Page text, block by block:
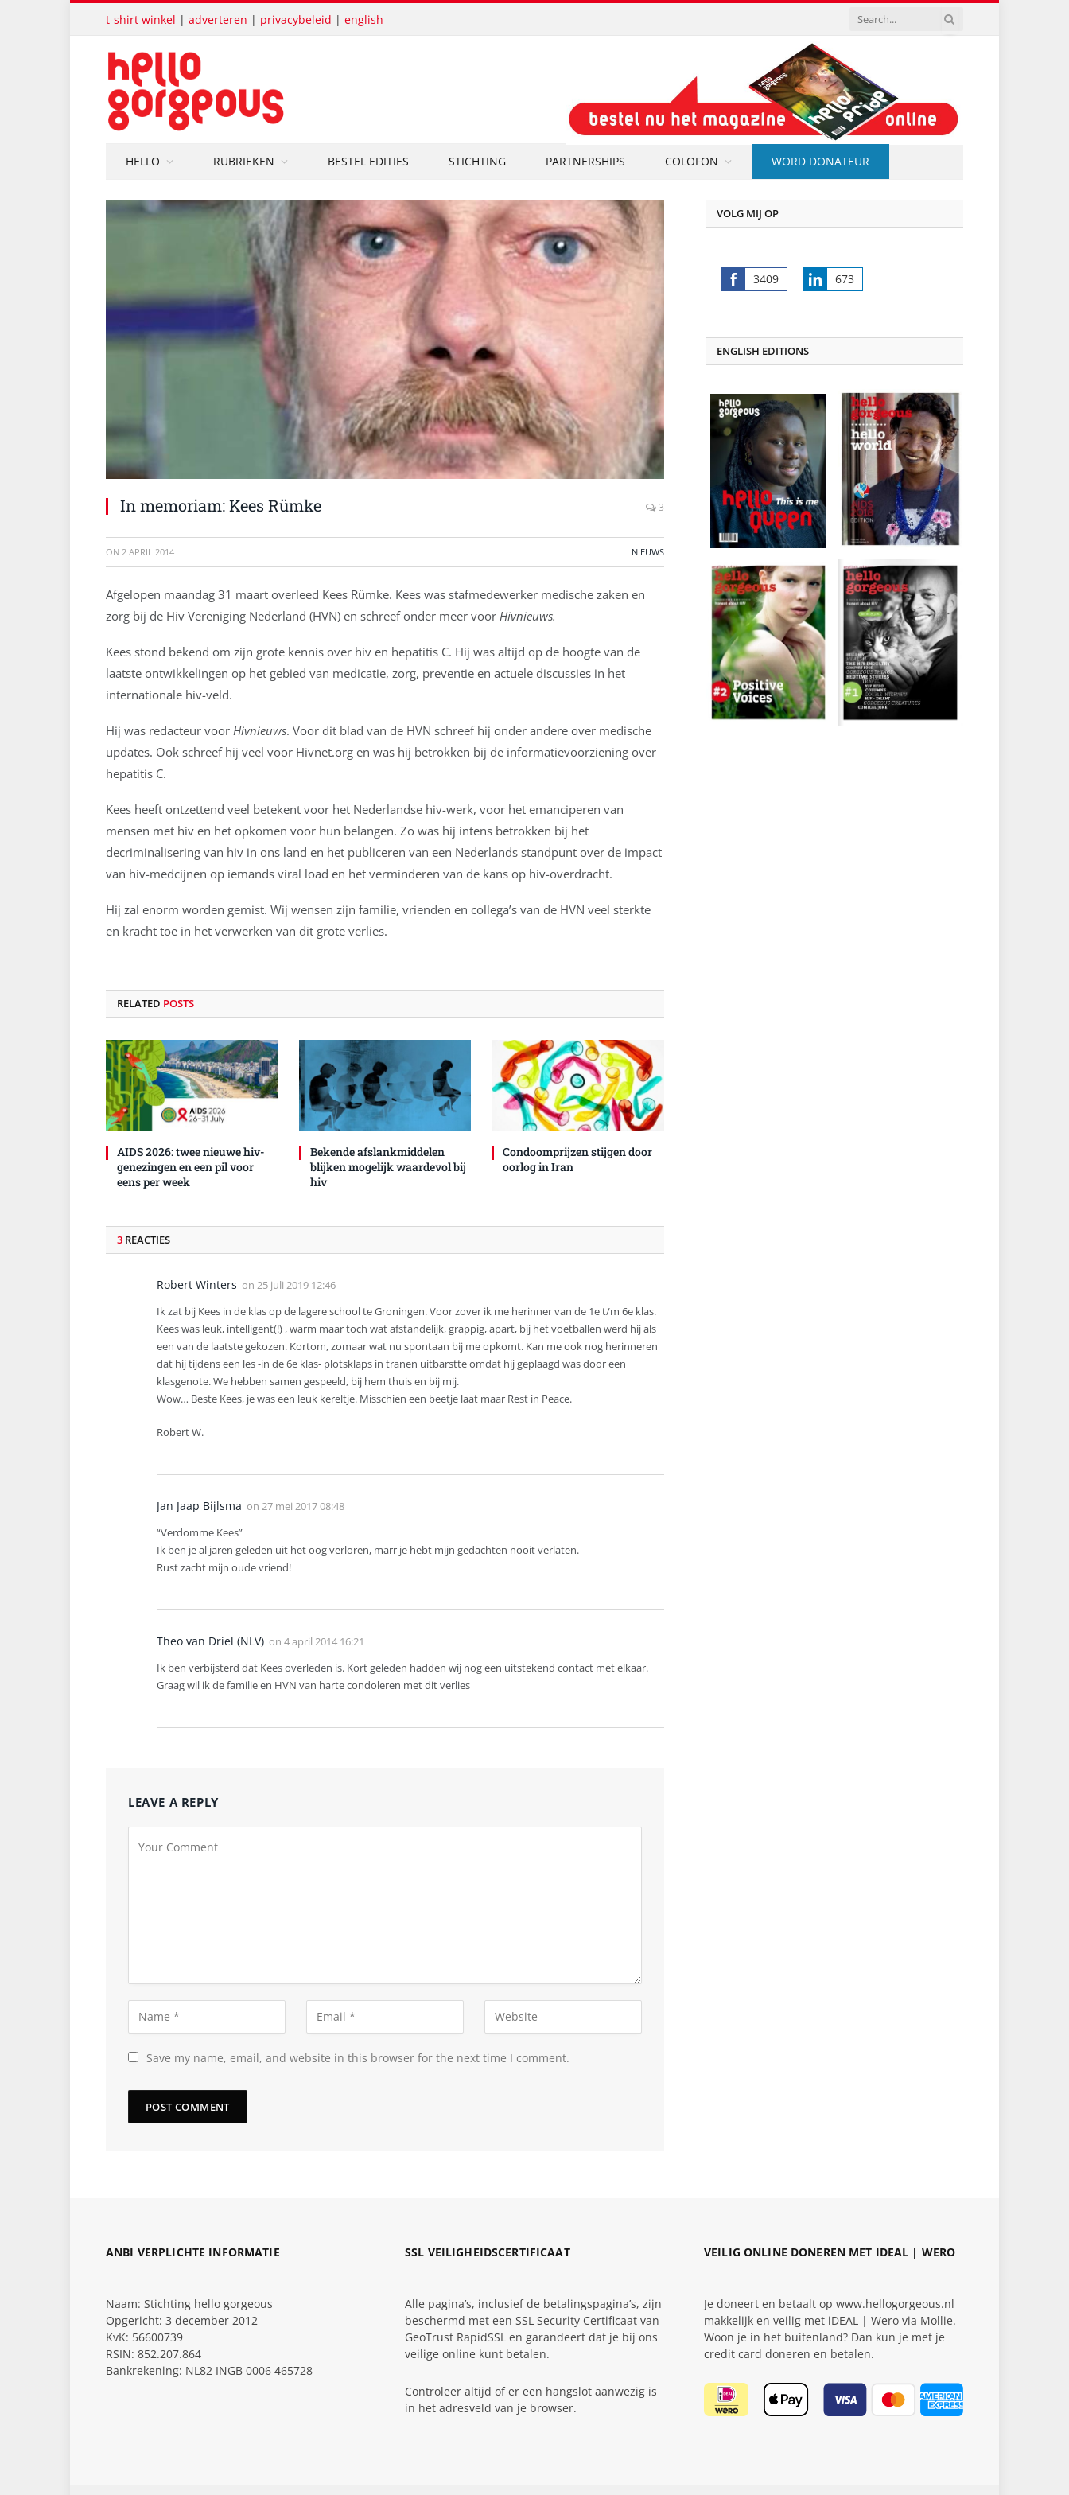
t-shirt winkel | adverteren | privacybeleid | english
HELLO RUBRIEKEN BESTEL EDITIES STICHTING PARTNERSHIPS COLOFON WORD DONATEUR
In memoriam: Kees Rümke 3
ON 2 APRIL 2014 NIEUWS
Afgelopen maandag 31 maart overleed Kees Rümke. Kees was stafmedewerker medische zaken en
zorg bij de Hiv Vereniging Nederland (HVN) en schreef onder meer voor Hivnieuws.
Kees stond bekend om zijn grote kennis over hiv en hepatitis C. Hij was altijd op de hoogte van de
laatste ontwikkelingen op het gebied van medicatie, zorg, preventie en actuele discussies in het
internationale hiv-veld.
Hij was redacteur voor Hivnieuws. Voor dit blad van de HVN schreef hij onder andere over medische
updates. Ook schreef hij veel voor Hivnet.org en was hij betrokken bij de informatievoorziening over
hepatitis C.
Kees heeft ontzettend veel betekent voor het Nederlandse hiv-werk, voor het emanciperen van
mensen met hiv en het opkomen voor hun belangen. Zo was hij intens betrokken bij het
decriminalisering van hiv in ons land en het publiceren van een Nederlands standpunt over de impact
van hiv-medcijnen op iemands viral load en het verminderen van de kans op hiv-overdracht.
Hij zal enorm worden gemist. Wij wensen zijn familie, vrienden en collega’s van de HVN veel sterkte
en kracht toe in het verwerken van dit grote verlies.
RELATED POSTS
AIDS 2026: twee nieuwe hiv-
genezingen en een pil voor
eens per week
Bekende afslankmiddelen
blijken mogelijk waardevol bij
hiv
Condoomprijzen stijgen door
oorlog in Iran
3 REACTIES
Robert Winters on 25 juli 2019 12:46
Ik zat bij Kees in de klas op de lagere school te Groningen. Voor zover ik me herinner van de 1e t/m 6e klas.
Kees was leuk, intelligent(!) , warm maar toch wat afstandelijk, grappig, apart, bij het voetballen werd hij als
een van de laatste gekozen. Kortom, zomaar wat nu spontaan bij me opkomt. Kan me ook nog herinneren
dat hij tijdens een les -in de 6e klas- plotsklaps in tranen uitbarstte omdat hij geplaagd was door een
klasgenote. We hebben samen gespeeld, bij hem thuis en bij mij.
Wow… Beste Kees, je was een leuk kereltje. Misschien een beetje laat maar Rest in Peace.
Robert W.
Jan Jaap Bijlsma on 27 mei 2017 08:48
“Verdomme Kees”
Ik ben je al jaren geleden uit het oog verloren, marr je hebt mijn gedachten nooit verlaten.
Rust zacht mijn oude vriend!
Theo van Driel (NLV) on 4 april 2014 16:21
Ik ben verbijsterd dat Kees overleden is. Kort geleden hadden wij nog een uitstekend contact met elkaar.
Graag wil ik de familie en HVN van harte condoleren met dit verlies
LEAVE A REPLY
Save my name, email, and website in this browser for the next time I comment.
VOLG MIJ OP
3409
Share
673
Share
ENGLISH EDITIONS
ANBI VERPLICHTE INFORMATIE
Naam: Stichting hello gorgeous
Opgericht: 3 december 2012
KvK: 56600739
RSIN: 852.207.864
Bankrekening: NL82 INGB 0006 465728
SSL VEILIGHEIDSCERTIFICAAT
Alle pagina’s, inclusief de betalingspagina’s, zijn
beschermd met een SSL Security Certificaat van
GeoTrust RapidSSL en garandeert dat je bij ons
veilige online kunt betalen.
Controleer altijd of er een hangslot aanwezig is
in het adresveld van je browser.
VEILIG ONLINE DONEREN MET IDEAL | WERO
Je doneert en betaalt op www.hellogorgeous.nl
makkelijk en veilig met iDEAL | Wero via Mollie.
Woon je in het buitenland? Dan kun je met je
credit card doneren en betalen.